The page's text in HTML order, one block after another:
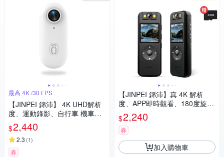
最高 4K /30 FPS
【JINPEI 錦沛】 4K UHD解析
度、運動錄影、自行車 機車錄
影、微型、寵物攝影機 白色
(贈64GB)JS-10W
$2,440
2.3 (1)
券
【JINPEI 錦沛】真 4K 解析
度、APP即時觀看、180度旋轉
鏡頭、自行車錄影 針孔 微型攝
影機 密錄器 (贈64GB) JS-06B-
64G
$2,240
券
加入購物車